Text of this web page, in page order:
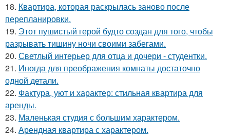
18. Квартира, которая раскрылась заново после
перепланировки.
19. Этот пушистый герой будто создан для того, чтобы
разрывать тишину ночи своими забегами.
20. Светлый интерьер для отца и дочери - студентки.
21. Иногда для преображения комнаты достаточно
одной детали.
22. Фактура, уют и характер: стильная квартира для
аренды.
23. Маленькая студия с большим характером.
24. Арендная квартира с характером.